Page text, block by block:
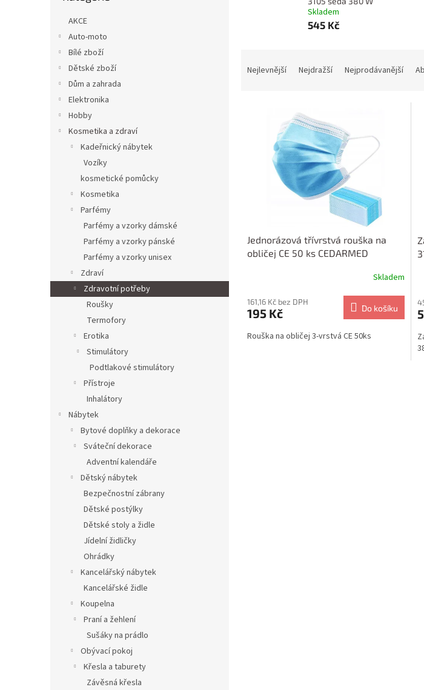
AKCE
Auto-moto
Bílé zboží
Dětské zboží
Dům a zahrada
Elektronika
Hobby
Kosmetika a zdraví
Kadeřnický nábytek
Vozíky
kosmetické pomůcky
Kosmetika
Parfémy
Parfémy a vzorky dámské
Parfémy a vzorky pánské
Parfémy a vzorky unisex
Zdraví
Zdravotní potřeby
Roušky
Termofory
Erotika
Stimulátory
Podtlakové stimulátory
Přístroje
Inhalátory
Nábytek
Bytové doplňky a dekorace
Sváteční dekorace
Adventní kalendáře
Dětský nábytek
Bezpečnostní zábrany
Dětské postýlky
Dětské stoly a židle
Jídelní židličky
Ohrádky
Kancelářský nábytek
Kancelářské židle
Koupelna
Praní a žehlení
Sušáky na prádlo
Obývací pokoj
Křesla a taburety
Závěsná křesla
Skladem
545 Kč
Nejlevnější Nejdražší Nejprodávanější
Jednorázová třívrstvá rouška na
obličej CE 50 ks CEDARMED
Skladem
161,16 Kč bez DPH
195 Kč Do košíku
Rouška na obličej 3-vrstvá CE 50ks